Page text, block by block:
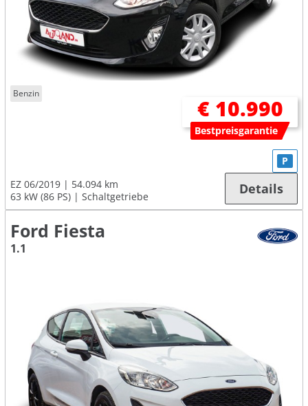
Benzin
€ 10.990
Bestpreisgarantie
EZ 06/2019
54.094 km
63 kW (86 PS)
Schaltgetriebe
P
Details
Ford Fiesta
1.1